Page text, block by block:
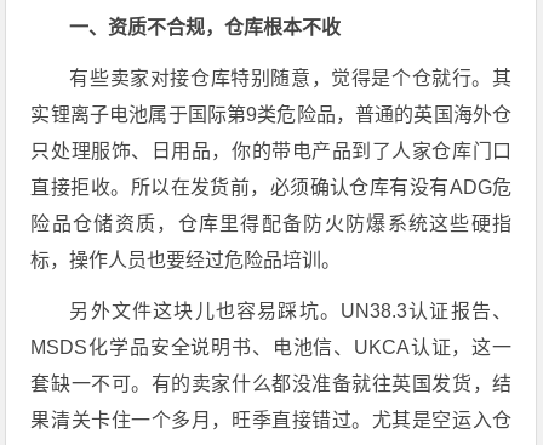
一、资质不合规，仓库根本不收
有些卖家对接仓库特别随意，觉得是个仓就行。其
实锂离子电池属于国际第9类危险品，普通的英国海外仓
只处理服饰、日用品，你的带电产品到了人家仓库门口
直接拒收。所以在发货前，必须确认仓库有没有ADG危
险品仓储资质，仓库里得配备防火防爆系统这些硬指
标，操作人员也要经过危险品培训。
另外文件这块儿也容易踩坑。UN38.3认证报告、
MSDS化学品安全说明书、电池信、UKCA认证，这一
套缺一不可。有的卖家什么都没准备就往英国发货，结
果清关卡住一个多月，旺季直接错过。尤其是空运入仓